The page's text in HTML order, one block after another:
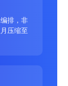
排，非
压缩至